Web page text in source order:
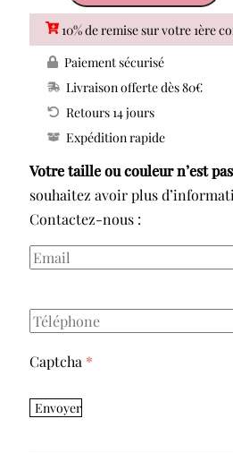
de
PRIMA
DONNA
Twist
Mauna
Twill
String
10% de remise sur votre 1ère
Paiement sécurisé
Livraison offerte dès 80€
Retours 14 jours
Expédition rapide
Votre taille ou couleur n’est
souhaitez avoir plus
Contactez-nous :
Captcha *
Envoyer